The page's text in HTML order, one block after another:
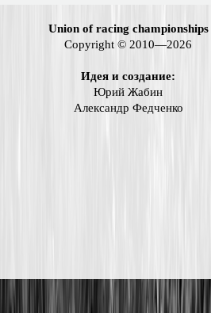
Union of racing championships
Copyright © 2010—2026
Идея и создание:
Юрий Жабин
Александр Федченко